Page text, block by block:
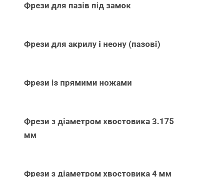
Фрези для пазів під замок
Фрези для акрилу і неону (пазові)
Фрези із прямими ножами
Фрези з діаметром хвостовика 3.175
мм
Фрези з діаметром хвостовика 4 мм